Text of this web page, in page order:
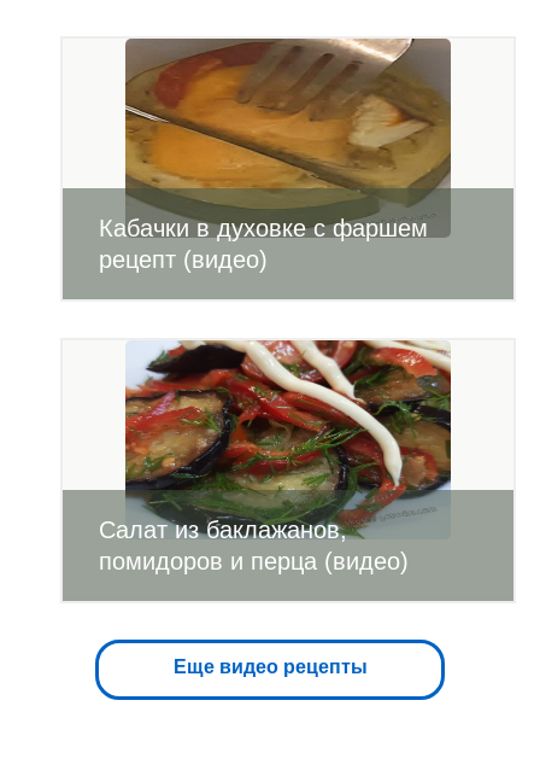
Кабачки в духовке с фаршем
рецепт (видео)
Салат из баклажанов,
помидоров и перца (видео)
Еще видео рецепты